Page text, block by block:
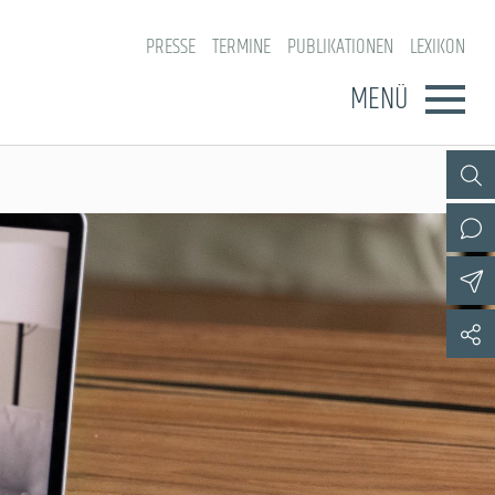
PRESSE TERMINE PUBLIKATIONEN LEXIKON
MENÜ